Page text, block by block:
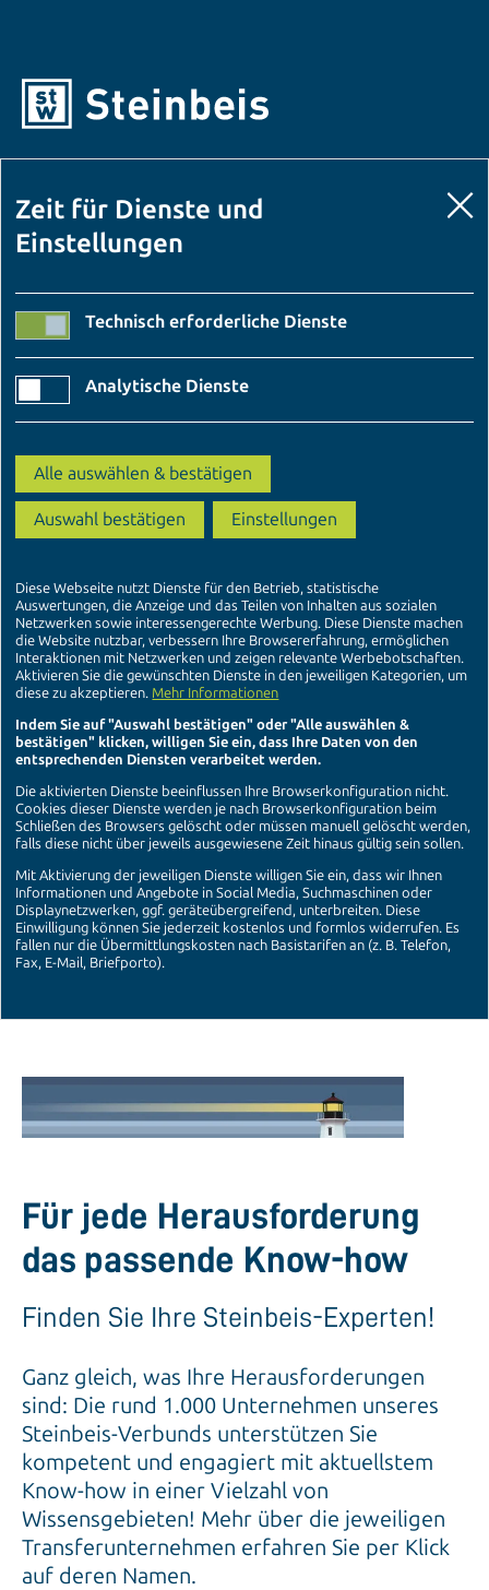
Für jede Herausforderung
das passende Know-how
Finden Sie Ihre Steinbeis-Experten!
Ganz gleich, was Ihre Herausforderungen
sind: Die rund 1.000 Unternehmen unseres
Steinbeis-Verbunds unterstützen Sie
kompetent und engagiert mit aktuellstem
Know-how in einer Vielzahl von
Wissensgebieten! Mehr über die jeweiligen
Transferunternehmen erfahren Sie per Klick
auf deren Namen.